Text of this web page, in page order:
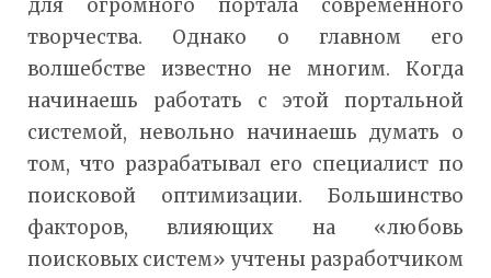
для огромного портала современного
творчества. Однако о главном его
волшебстве известно не многим. Когда
начинаешь работать с этой портальной
системой, невольно начинаешь думать о
том, что разрабатывал его специалист по
поисковой оптимизации. Большинство
факторов, влияющих на «любовь
поисковых систем» учтены разработчиком